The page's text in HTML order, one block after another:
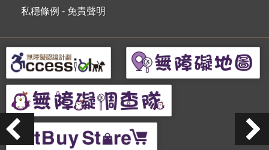
私穩條例 - 免責聲明